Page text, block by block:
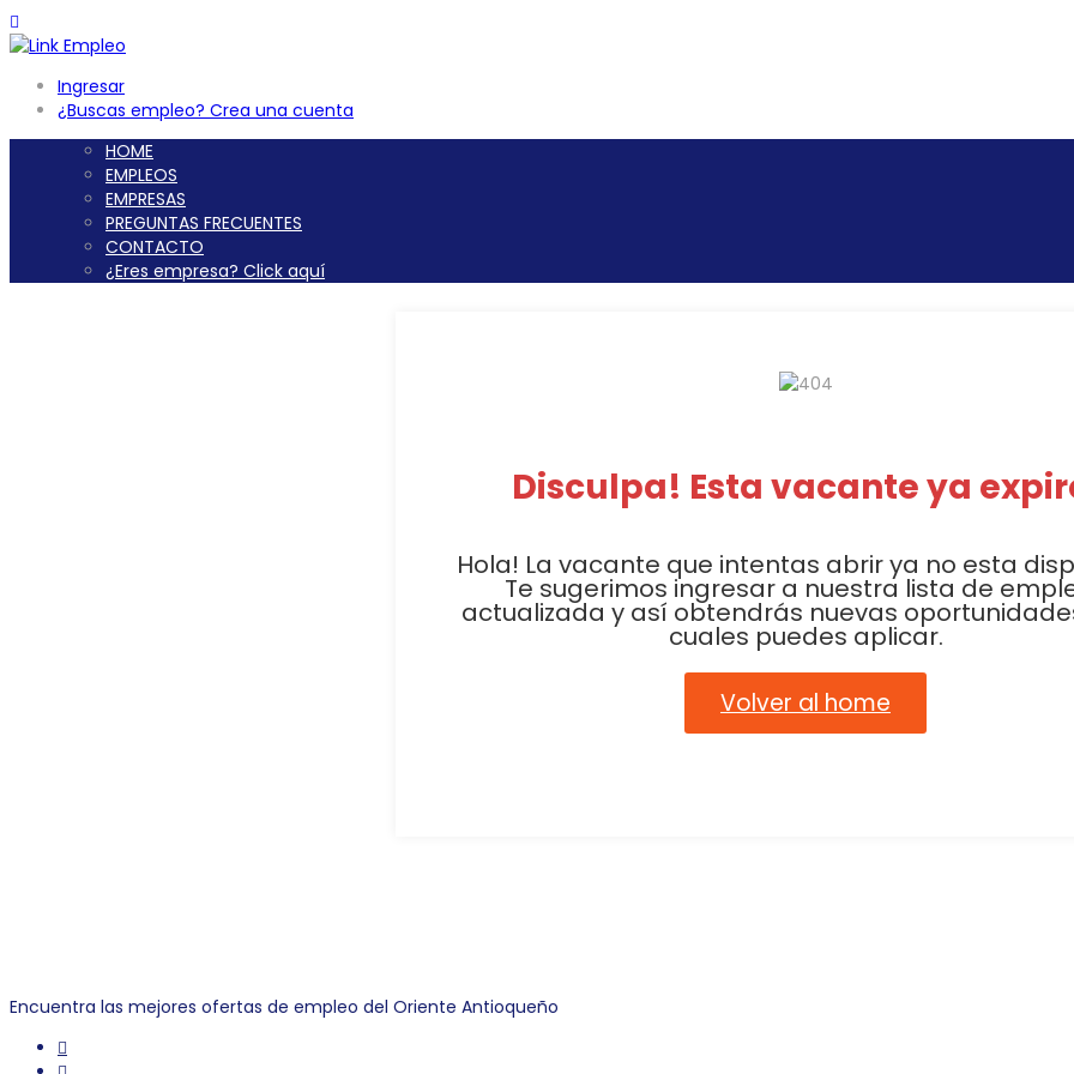
Ingresar
¿Buscas empleo? Crea una cuenta
HOME
EMPLEOS
EMPRESAS
PREGUNTAS FRECUENTES
CONTACTO
¿Eres empresa? Click aquí
Disculpa! Esta vacante ya
Hola! La vacante que intentas abrir ya no esta
Te sugerimos ingresar a nuestra lista de
actualizada y así obtendrás nuevas
cuales puedes aplicar.
Volver al home
Encuentra las mejores ofertas de empleo del Oriente Antioqueño